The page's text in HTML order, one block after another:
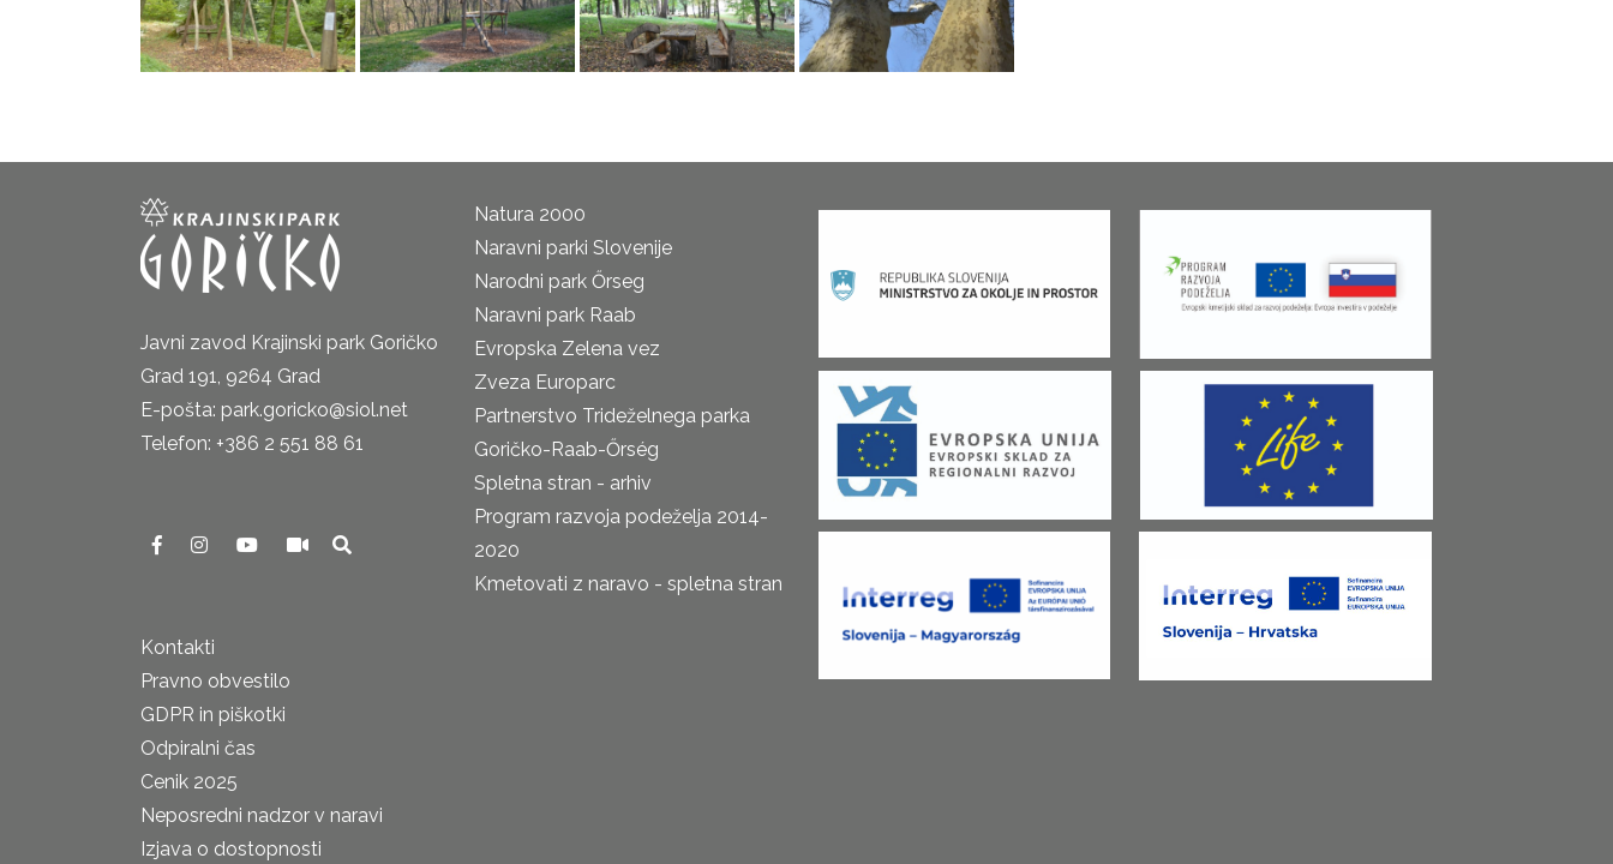
Javni zavod Krajinski park Goričko
Grad 191, 9264 Grad
E-pošta: park.goricko@siol.net
Telefon: +386 2 551 88 61
Kontakti
Pravno obvestilo
GDPR in piškotki
Odpiralni čas
Cenik 2025
Neposredni nadzor v naravi
Izjava o dostopnosti
Natura 2000
Naravni parki Slovenije
Narodni park Őrseg
Naravni park Raab
Evropska Zelena vez
Zveza Europarc
Partnerstvo Trideželnega parka
Goričko-Raab-Őrség
Spletna stran - arhiv
Program razvoja podeželja 2014-
2020
Kmetovati z naravo - spletna stran